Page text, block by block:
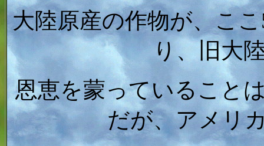
大陸原産の作物が、こ
り、旧大
恩恵を蒙っていること
だが、アメリ